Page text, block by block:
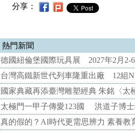
分享：
熱門新聞
德國紐倫堡國際玩具展 2027年2月2-
台灣高鐵新世代列車隆重出廠 12組
國家典藏再添臺灣雕塑經典 朱銘〈
太極門一甲子傳愛123國 洪道子博
真的假的？AI時代更需思辨力 素養教